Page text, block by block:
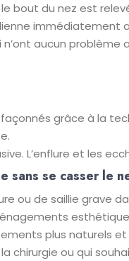
bout du nez est
immédiatement
n’ont aucun
grâce à la
L’enflure et les
sans se casser le
ou de saillie grave
plus naturels et
chirurgie ou qui